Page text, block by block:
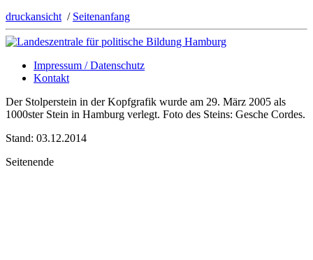
druckansicht / Seitenanfang
Impressum / Datenschutz
Kontakt
Der Stolperstein in der Kopfgrafik wurde am 29. März 2005 als
1000ster Stein in Hamburg verlegt. Foto des Steins: Gesche Cordes.
Stand: 03.12.2014
Seitenende